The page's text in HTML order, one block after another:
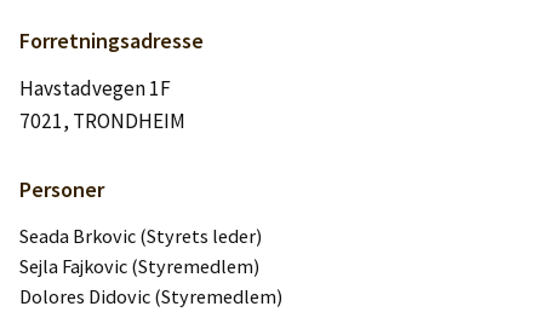
Lag konto
Forretningsadresse
Havstadvegen 1F
7021, TRONDHEIM
Personer
Seada Brkovic (Styrets leder)
Sejla Fajkovic (Styremedlem)
Dolores Didovic (Styremedlem)